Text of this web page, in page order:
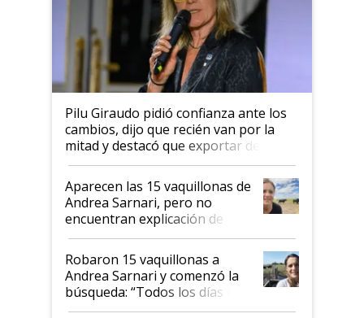
Pilu Giraudo pidió confianza ante los
cambios, dijo que recién van por la
mitad y destacó que exportar dejó de
ser "para unos pocos": "Tenemos un
mandato muy claro del gobierno
nacional"
Aparecen las 15 vaquillonas de
Andrea Sarnari, pero no
encuentran explicación de
cómo llegaron allí
Robaron 15 vaquillonas a
Andrea Sarnari y comenzó la
búsqueda: “Todos los días le
toca a algún productor”